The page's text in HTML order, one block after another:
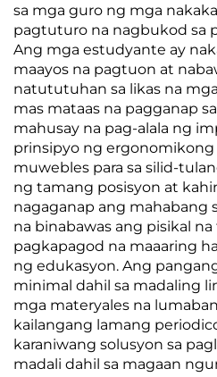
sa mga guro ng mga
pagtuturo na nagbukod sa
Ang mga estudyante ay
maayos na pagtuon at
natututuhan sa likas na
mas mataas na pagganap
mahusay na pag-alala ng
prinsipyo ng ergonomikong
muwebles para sa silid-
ng tamang posisyon at
nagaganap ang mahabang
na binabawas ang pisikal
pagkapagod na maaaring
ng edukasyon. Ang
minimal dahil sa madaling
mga materyales na
kailangang lamang
karaniwang solusyon sa
madali dahil sa magaan